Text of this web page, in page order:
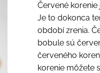
Červené korenie
Je to dokonca
období zrenia.
bobule sú
červeného
korenie môžete